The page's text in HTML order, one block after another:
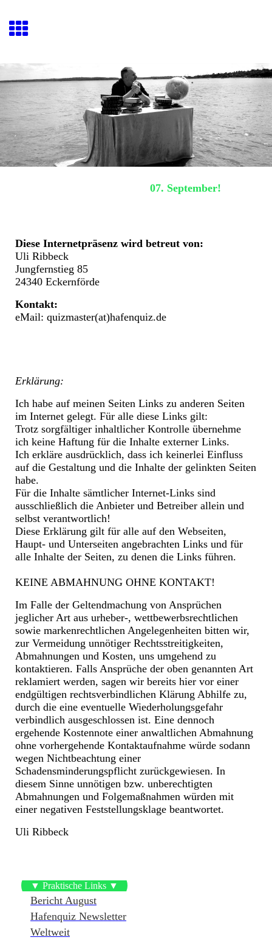
07. September!
Diese Internetpräsenz wird betreut von:
Uli Ribbeck
Jungfernstieg 85
24340 Eckernförde
Kontakt:
eMail: quizmaster(at)hafenquiz.de
Erklärung:
Ich habe auf meinen Seiten Links zu anderen Seiten
im Internet gelegt. Für alle diese Links gilt:
Trotz sorgfältiger inhaltlicher Kontrolle übernehme
ich keine Haftung für die Inhalte externer Links.
Ich erkläre ausdrücklich, dass ich keinerlei Einfluss
auf die Gestaltung und die Inhalte der gelinkten Seiten
habe.
Für die Inhalte sämtlicher Internet-Links sind
ausschließlich die Anbieter und Betreiber allein und
selbst verantwortlich!
Diese Erklärung gilt für alle auf den Webseiten,
Haupt- und Unterseiten angebrachten Links und für
alle Inhalte der Seiten, zu denen die Links führen.
KEINE ABMAHNUNG OHNE KONTAKT!
Im Falle der Geltendmachung von Ansprüchen
jeglicher Art aus urheber-, wettbewerbsrechtlichen
sowie markenrechtlichen Angelegenheiten bitten wir,
zur Vermeidung unnötiger Rechtsstreitigkeiten,
Abmahnungen und Kosten, uns umgehend zu
kontaktieren. Falls Ansprüche der oben genannten Art
reklamiert werden, sagen wir bereits hier vor einer
endgültigen rechtsverbindlichen Klärung Abhilfe zu,
durch die eine eventuelle Wiederholungsgefahr
verbindlich ausgeschlossen ist. Eine dennoch
ergehende Kostennote einer anwaltlichen Abmahnung
ohne vorhergehende Kontaktaufnahme würde sodann
wegen Nichtbeachtung einer
Schadensminderungspflicht zurückgewiesen. In
diesem Sinne unnötigen bzw. unberechtigten
Abmahnungen und Folgemaßnahmen würden mit
einer negativen Feststellungsklage beantwortet.
Uli Ribbeck
▼ Praktische Links ▼
Bericht August
Hafenquiz Newsletter
Weltweit